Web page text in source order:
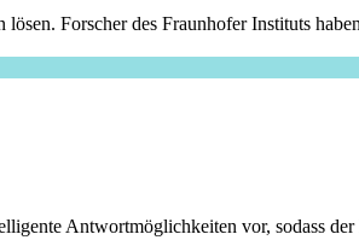
Forscher des Fraunhofer Instituts
Antwortmöglichkeiten vor, sodass der